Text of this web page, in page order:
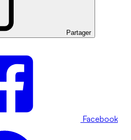
Partager
Facebook